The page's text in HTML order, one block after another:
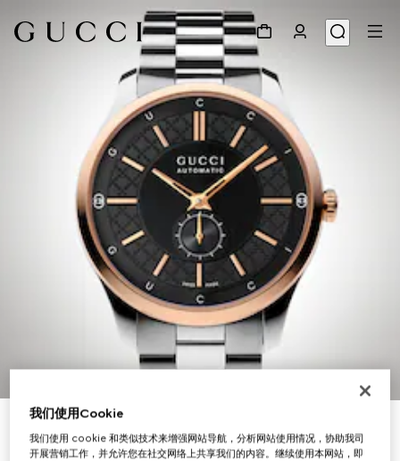
G-Timeless系列腕表，40毫米
£2,180
我们使用Cookie
我们使用 cookie 和类似技术来增强网站导航，分析网站使用情况，协助我司
开展营销工作，并允许您在社交网络上共享我们的内容。继续使用本网站，即